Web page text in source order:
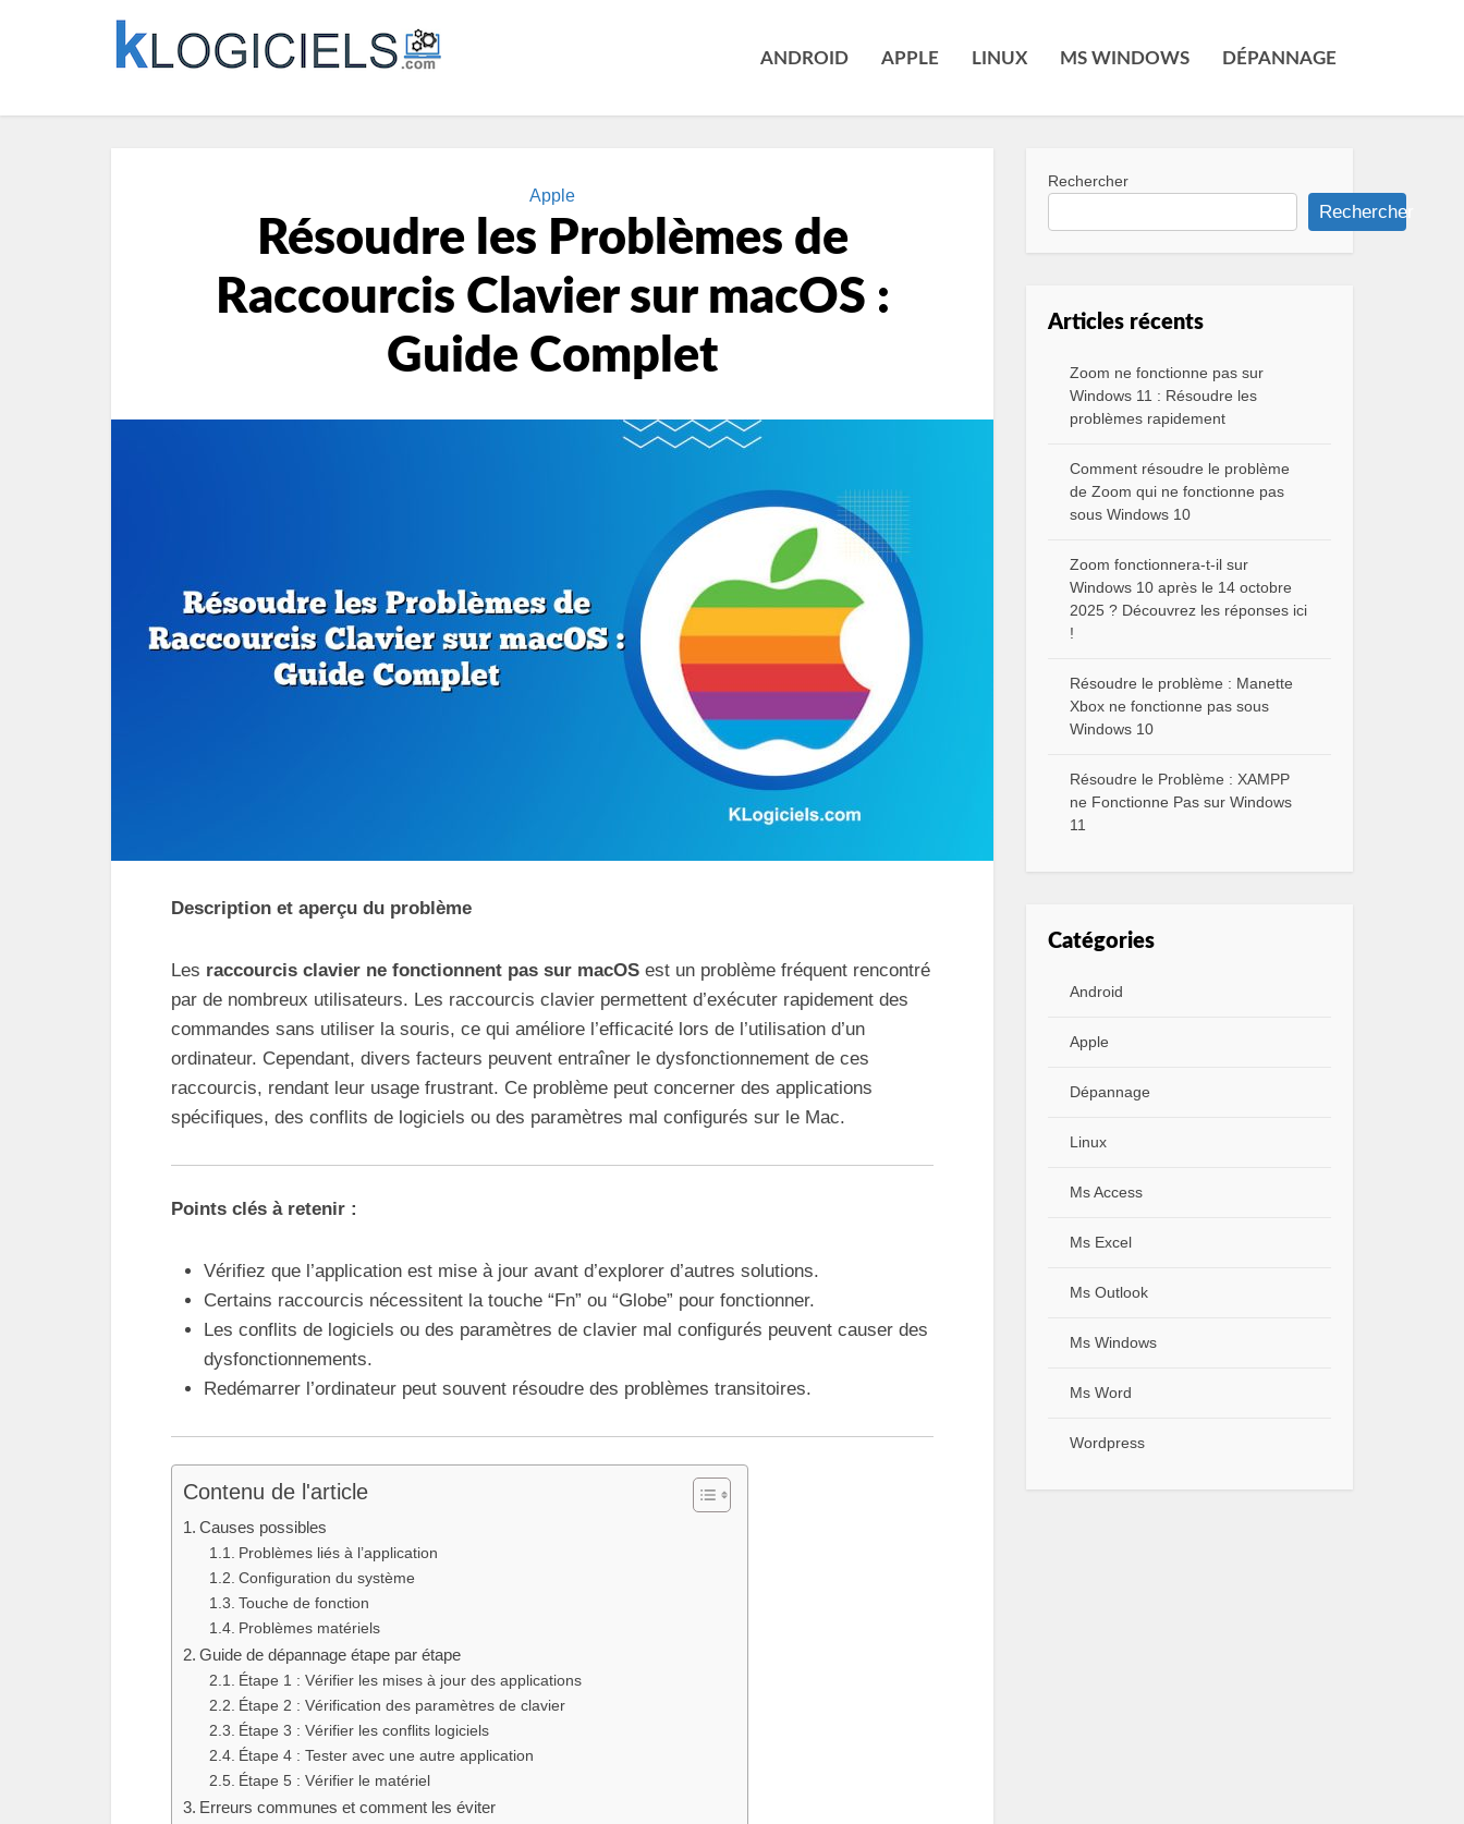
ANDROID APPLE LINUX MS WINDOWS DÉPANNAGE
Apple
Résoudre les Problèmes de
Raccourcis Clavier sur macOS :
Guide Complet
Description et aperçu du problème
Les raccourcis clavier ne fonctionnent pas sur macOS est un problème fréquent rencontré
par de nombreux utilisateurs. Les raccourcis clavier permettent d’exécuter rapidement des
commandes sans utiliser la souris, ce qui améliore l’efficacité lors de l’utilisation d’un
ordinateur. Cependant, divers facteurs peuvent entraîner le dysfonctionnement de ces
raccourcis, rendant leur usage frustrant. Ce problème peut concerner des applications
spécifiques, des conflits de logiciels ou des paramètres mal configurés sur le Mac.
Points clés à retenir :
Vérifiez que l’application est mise à jour avant d’explorer d’autres solutions.
Certains raccourcis nécessitent la touche “Fn” ou “Globe” pour fonctionner.
Les conflits de logiciels ou des paramètres de clavier mal configurés peuvent causer des
dysfonctionnements.
Redémarrer l’ordinateur peut souvent résoudre des problèmes transitoires.
Contenu de l'article
Causes possibles
Problèmes liés à l’application
Configuration du système
Touche de fonction
Problèmes matériels
Guide de dépannage étape par étape
Étape 1 : Vérifier les mises à jour des applications
Étape 2 : Vérification des paramètres de clavier
Étape 3 : Vérifier les conflits logiciels
Étape 4 : Tester avec une autre application
Étape 5 : Vérifier le matériel
Erreurs communes et comment les éviter
Rechercher
Rechercher
Articles récents
Zoom ne fonctionne pas sur
Windows 11 : Résoudre les
problèmes rapidement
Comment résoudre le problème
de Zoom qui ne fonctionne pas
sous Windows 10
Zoom fonctionnera-t-il sur
Windows 10 après le 14 octobre
2025 ? Découvrez les réponses ici
!
Résoudre le problème : Manette
Xbox ne fonctionne pas sous
Windows 10
Résoudre le Problème : XAMPP
ne Fonctionne Pas sur Windows
11
Catégories
Android
Apple
Dépannage
Linux
Ms Access
Ms Excel
Ms Outlook
Ms Windows
Ms Word
Wordpress